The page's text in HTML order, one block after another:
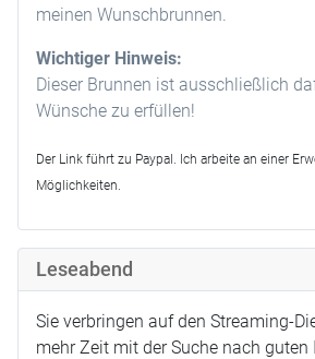
meinen Wunschbrunnen.
Wichtiger Hinweis:
Dieser Brunnen ist ausschließlich
Wünsche zu erfüllen!
Der Link führt zu Paypal. Ich arbeite an einer
Möglichkeiten.
Leseabend
Sie verbringen auf den Streaming-
mehr Zeit mit der Suche nach